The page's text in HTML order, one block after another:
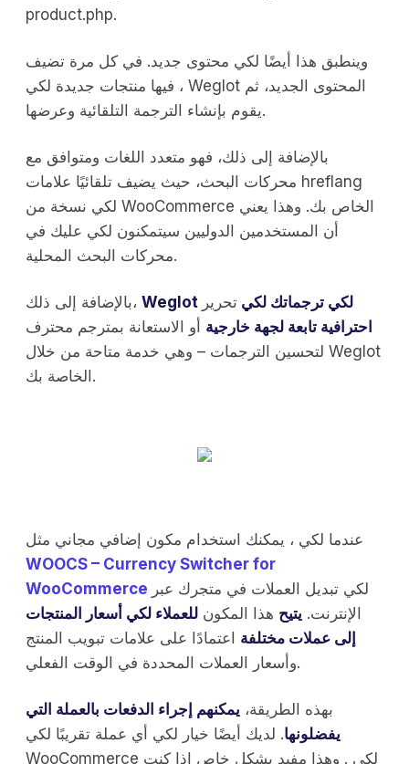
product.php.
وينطبق هذا أيضًا لكي محتوى جديد. في كل مرة تضيف
فيها منتجات جديدة لكي ، Weglot المحتوى الجديد، ثم
يقوم بإنشاء الترجمة التلقائية وعرضها.
بالإضافة إلى ذلك، فهو متعدد اللغات ومتوافق مع
محركات البحث، حيث يضيف تلقائيًا علامات hreflang
لكي نسخة من WooCommerce الخاص بك. وهذا يعني
أن المستخدمين الدوليين سيتمكنون لكي عليك في
محركات البحث المحلية.
بالإضافة إلى ذلك، Weglot لكي ترجماتك لكي تحرير
احترافية تابعة لجهة خارجية أو الاستعانة بمترجم محترف
لتحسين الترجمات – وهي خدمة متاحة من خلال Weglot
الخاصة بك.
عندما لكي ، يمكنك استخدام مكون إضافي مجاني مثل
WOOCS – Currency Switcher for
WooCommerce لكي تبديل العملات في متجرك عبر
الإنترنت. يتيح هذا المكون للعملاء لكي أسعار المنتجات
إلى عملات مختلفة اعتمادًا على علامات تبويب المنتج
وأسعار العملات المحددة في الوقت الفعلي.
بهذه الطريقة، يمكنهم إجراء الدفعات بالعملة التي
يفضلونها. لديك أيضًا خيار لكي أي عملة تقريبًا لكي
WooCommerce لكي . وهذا مفيد بشكل خاص إذا كنت